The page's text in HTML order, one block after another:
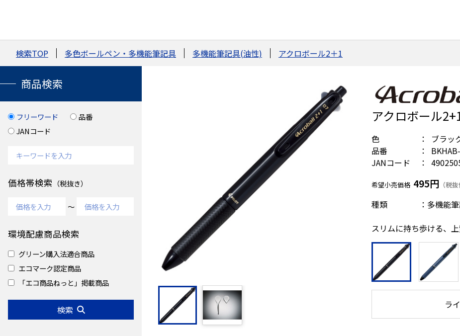
検索TOP 多色ボールペン・多機能筆記具 多機能筆記具(油性) アクロボール2＋1
アクロボール
色
ブラッ
品番
JANコード
希望小売価格 495円 （税
種類 ：多機能筆
スリムに持ち歩ける、
ラ
商品検索
フリーワード
品番
JANコード
価格帯検索 （税抜き）
～
環境配慮商品検索
グリーン購入法適合商品
エコマーク認定商品
「エコ商品ねっと」掲載商品
検索